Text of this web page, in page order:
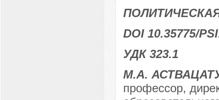
DOI 10.35775/
УДК 323.1
М.А.
профессор,